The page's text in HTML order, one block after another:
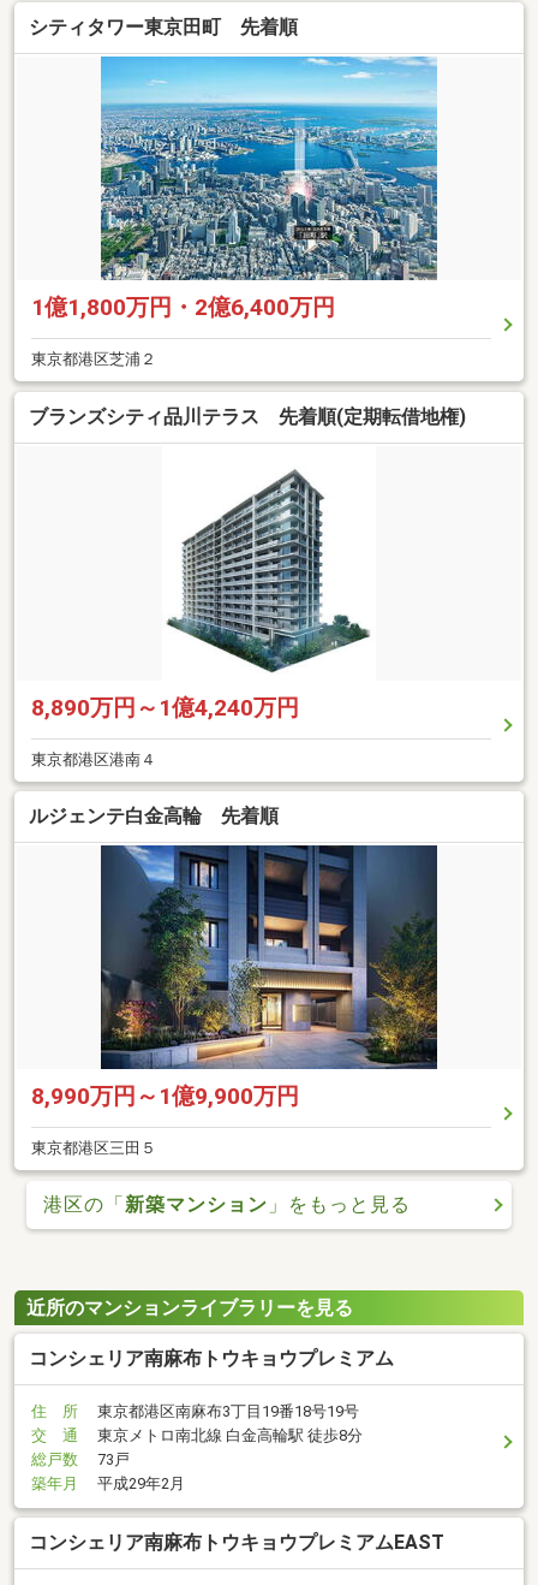
シティタワー東京田町 先着順
1億1,800万円・2億6,400万円
東京都港区芝浦２
ブランズシティ品川テラス 先着順(定期転借地権)
8,890万円～1億4,240万円
東京都港区港南４
ルジェンテ白金高輪 先着順
8,990万円～1億9,900万円
東京都港区三田５
港区の「新築マンション 」をもっと見る
近所のマンションライブラリーを見る
コンシェリア南麻布トウキョウプレミアム
住 所
東京都港区南麻布3丁目19番18号19号
交 通
東京メトロ南北線 白金高輪駅 徒歩8分
総戸数
73戸
築年月
平成29年2月
コンシェリア南麻布トウキョウプレミアムEAST